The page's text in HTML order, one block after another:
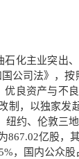
化主业突出
公司法》，按
良资产与不
制，以独家发
约、伦敦三
867.02亿股，
，国内公众股